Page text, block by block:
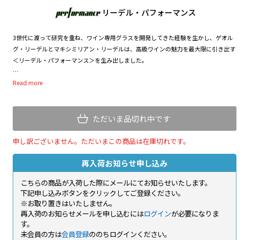
リーデル・パフォーマンス
3世代に渡って研究を重ね、ワイン専用グラスを開発してきた経験を生かし、ゲオル
グ・リーデルとマキシミリアン・リーデルは、高級ワインの魅力を最大限に引き出す
＜リーデル・パフォーマンス＞を生み出しました。
＜リーデル・パフォーマンス＞は、リーデルグラス初の光学効果を取り入れた全く新
ス内側の表面積を拡大させるため、ワインがより多くの空気と触れ合い、芳醇な香り
と繊細なニュアンスが余すことなく再現されます。まさにワインの声を正確に伝え感
と大きく安定した台座を備えつつ、軽く、耐久性に優れているのも魅力です。
リーデルがこだわり続ける機能性と光学効果を取り入れた全く新しい輝きを放つ、オ
プティックインパクト。ワインを飲む喜びを最大化する＜リーデル・パフォーマンス
＞は、初心者から一歩進んでワインの楽しみ方を深めたいという方からワイン愛好家
の方まで幅広くご愛用いただけるコレクションです。
ただいま品切れ中です
申し訳ございません。ただいまこの商品は在庫切れです。
再入荷お知らせ申し込み
こちらの商品が入荷した際にメールにてお知らせいたします。
下記申し込みボタンをクリックしてご登録ください。
※お取り置きはいたしません。
再入荷のお知らせメールを申し込むにはログインが必要になりま
す。
未会員の方は会員登録ののちログインください。